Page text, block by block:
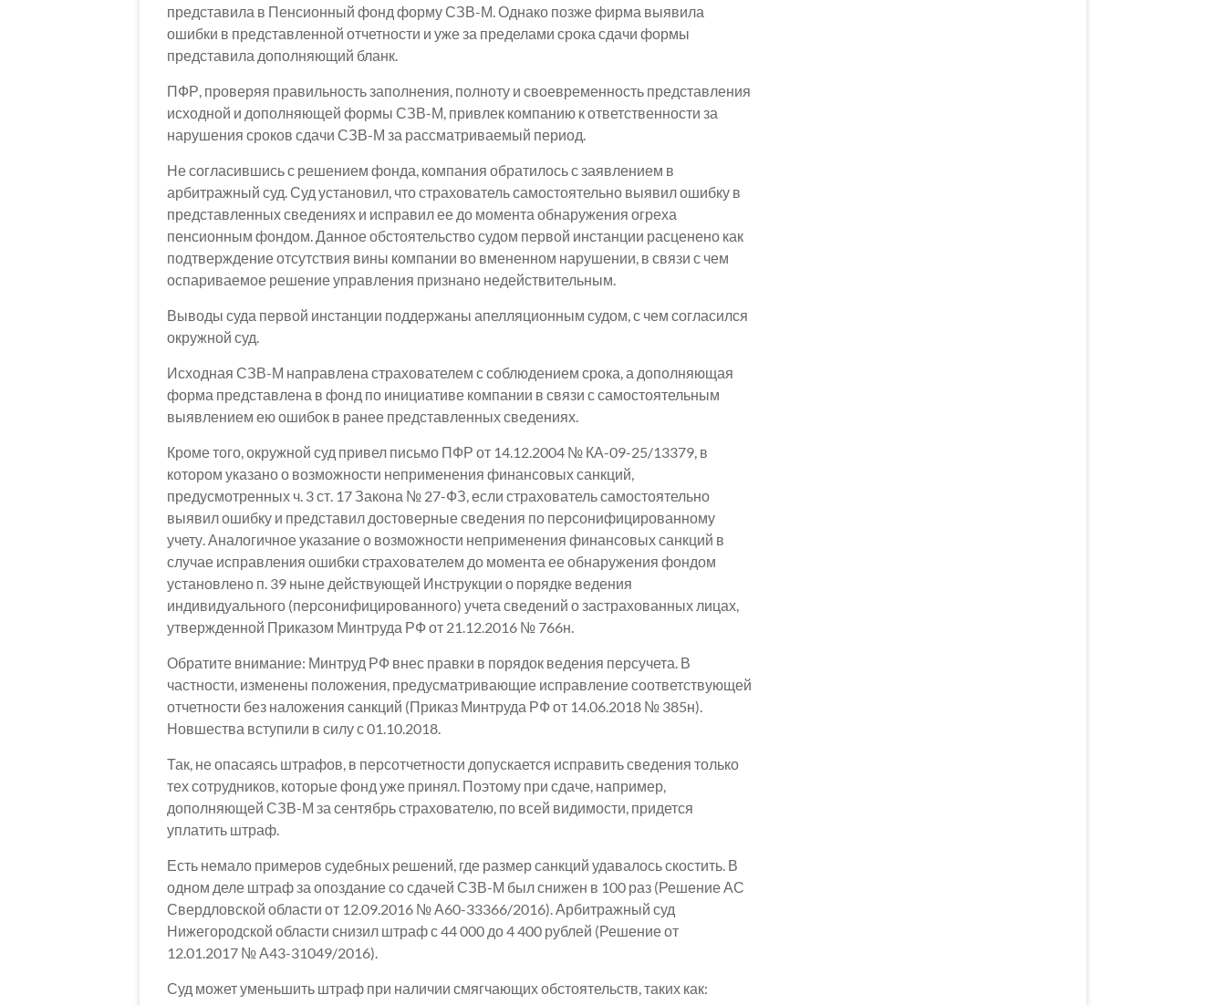
представила в Пенсионный фонд форму СЗВ-М. Однако позже фирма выявила
ошибки в представленной отчетности и уже за пределами срока сдачи формы
представила дополняющий бланк.
ПФР, проверяя правильность заполнения, полноту и своевременность представления
исходной и дополняющей формы СЗВ-М, привлек компанию к ответственности за
нарушения сроков сдачи СЗВ-М за рассматриваемый период.
Не согласившись с решением фонда, компания обратилось с заявлением в
арбитражный суд. Суд установил, что страхователь самостоятельно выявил ошибку в
представленных сведениях и исправил ее до момента обнаружения огреха
пенсионным фондом. Данное обстоятельство судом первой инстанции расценено как
подтверждение отсутствия вины компании во вмененном нарушении, в связи с чем
оспариваемое решение управления признано недействительным.
Выводы суда первой инстанции поддержаны апелляционным судом, с чем согласился
окружной суд.
Исходная СЗВ-М направлена страхователем с соблюдением срока, а дополняющая
форма представлена в фонд по инициативе компании в связи с самостоятельным
выявлением ею ошибок в ранее представленных сведениях.
Кроме того, окружной суд привел письмо ПФР от 14.12.2004 № КА-09-25/13379, в
котором указано о возможности неприменения финансовых санкций,
предусмотренных ч. 3 ст. 17 Закона № 27-ФЗ, если страхователь самостоятельно
выявил ошибку и представил достоверные сведения по персонифицированному
учету. Аналогичное указание о возможности неприменения финансовых санкций в
случае исправления ошибки страхователем до момента ее обнаружения фондом
установлено п. 39 ныне действующей Инструкции о порядке ведения
индивидуального (персонифицированного) учета сведений о застрахованных лицах,
утвержденной Приказом Минтруда РФ от 21.12.2016 № 766н.
Обратите внимание: Минтруд РФ внес правки в порядок ведения персучета. В
частности, изменены положения, предусматривающие исправление соответствующей
отчетности без наложения санкций (Приказ Минтруда РФ от 14.06.2018 № 385н).
Новшества вступили в силу с 01.10.2018.
Так, не опасаясь штрафов, в персотчетности допускается исправить сведения только
тех сотрудников, которые фонд уже принял. Поэтому при сдаче, например,
дополняющей СЗВ-М за сентябрь страхователю, по всей видимости, придется
уплатить штраф.
Есть немало примеров судебных решений, где размер санкций удавалось скостить. В
одном деле штраф за опоздание со сдачей СЗВ-М был снижен в 100 раз (Решение АС
Свердловской области от 12.09.2016 № А60-33366/2016). Арбитражный суд
Нижегородской области снизил штраф с 44 000 до 4 400 рублей (Решение от
12.01.2017 № А43-31049/2016).
Суд может уменьшить штраф при наличии смягчающих обстоятельств, таких как: